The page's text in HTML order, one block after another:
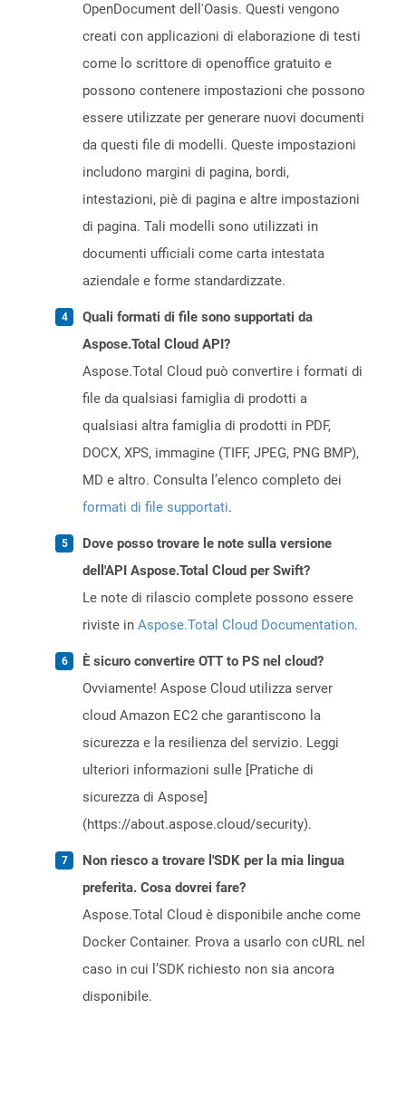
OpenDocument dell'Oasis. Questi vengono
creati con applicazioni di elaborazione di testi
come lo scrittore di openoffice gratuito e
possono contenere impostazioni che possono
essere utilizzate per generare nuovi documenti
da questi file di modelli. Queste impostazioni
includono margini di pagina, bordi,
intestazioni, piè di pagina e altre impostazioni
di pagina. Tali modelli sono utilizzati in
documenti ufficiali come carta intestata
aziendale e forme standardizzate.
Quali formati di file sono supportati da
Aspose.Total Cloud API?
Aspose.Total Cloud può convertire i formati di
file da qualsiasi famiglia di prodotti a
qualsiasi altra famiglia di prodotti in PDF,
DOCX, XPS, immagine (TIFF, JPEG, PNG BMP),
MD e altro. Consulta l’elenco completo dei
formati di file supportati.
Dove posso trovare le note sulla versione
dell'API Aspose.Total Cloud per Swift?
Le note di rilascio complete possono essere
riviste in Aspose.Total Cloud Documentation.
È sicuro convertire OTT to PS nel cloud?
Ovviamente! Aspose Cloud utilizza server
cloud Amazon EC2 che garantiscono la
sicurezza e la resilienza del servizio. Leggi
ulteriori informazioni sulle [Pratiche di
sicurezza di Aspose]
(https://about.aspose.cloud/security).
Non riesco a trovare l'SDK per la mia lingua
preferita. Cosa dovrei fare?
Aspose.Total Cloud è disponibile anche come
Docker Container. Prova a usarlo con cURL nel
caso in cui l’SDK richiesto non sia ancora
disponibile.